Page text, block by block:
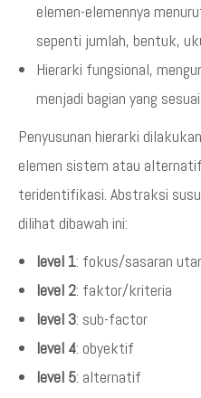
elemen-elemennya
sepenti jumlah, bentuk,
Hierarki fungsional,
menjadi bagian yang
Penyusunan hierarki
elemen sistem atau
teridentifikasi. Abstraksi
dilihat dibawah ini:
level 1: fokus/sasaran
level 2: faktor/kriteria
level 3: sub-factor
level 4: obyektif
level 5: alternatif